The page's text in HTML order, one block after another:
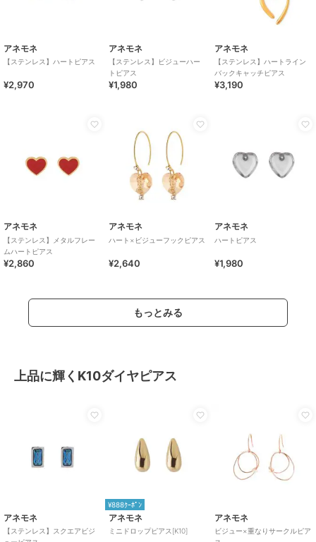
アネモネ
【ステンレス】ハートピアス
¥2,970
アネモネ
【ステンレス】ビジューハー
トピアス
¥1,980
アネモネ
【ステンレス】ハートライン
バックキャッチピアス
¥3,190
アネモネ
【ステンレス】メタルフレー
ムハートピアス
¥2,860
アネモネ
ハート×ビジューフックピアス
¥2,640
アネモネ
ハートピアス
¥1,980
もっとみる
上品に輝くK10ダイヤピアス
アネモネ
【ステンレス】スクエアビジ
¥888ｸｰﾎﾟﾝ
アネモネ
ミニドロップピアス[K10]
アネモネ
ビジュー×重なりサークルピア